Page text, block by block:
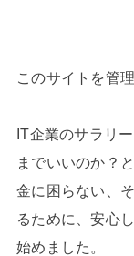
このサイトを管
IT企業のサラリ
までいいのか？
金に困らない、
るために、安心
始めました。